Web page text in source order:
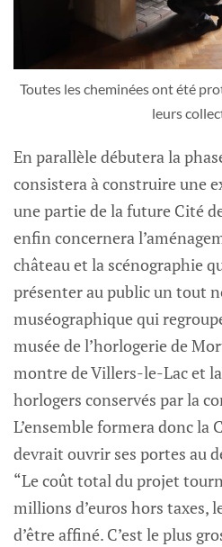
Toutes les cheminées ont été
leurs
En parallèle débutera la
consistera à construire une
une partie de la future Cité
enfin concernera
château et la scénographie
présenter au public un tout
muséographique qui
musée de l’horlogerie de
montre de Villers-le-Lac et
horlogers conservés par la
L’ensemble formera donc la
devrait ouvrir ses portes au
“Le coût total du projet
millions d’euros hors taxes,
d’être affiné. C’est le plus